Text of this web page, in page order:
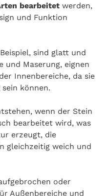
bearbeitet werden,
und Funktion
sind glatt und
und Maserung, eignen
Innenbereiche, da sie
sein können.
wenn der Stein
bearbeitet wird, was
erzeugt, die
gleichzeitig weich und
oder
Außenbereiche und